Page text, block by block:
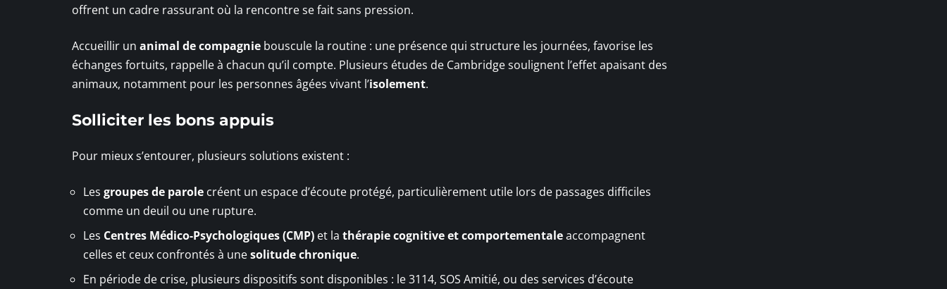
offrent un cadre rassurant où la rencontre se fait sans pression.
Accueillir un animal de compagnie bouscule la routine : une présence qui structure les journées, favorise les
échanges fortuits, rappelle à chacun qu’il compte. Plusieurs études de Cambridge soulignent l’effet apaisant des
animaux, notamment pour les personnes âgées vivant l’isolement.
Solliciter les bons appuis
Pour mieux s’entourer, plusieurs solutions existent :
Les groupes de parole créent un espace d’écoute protégé, particulièrement utile lors de passages difficiles
comme un deuil ou une rupture.
Les Centres Médico-Psychologiques (CMP) et la thérapie cognitive et comportementaleaccompagnent
celles et ceux confrontés à unesolitude chronique.
En période de crise, plusieurs dispositifs sont disponibles : le 3114, SOS Amitié, ou des services d’écoute